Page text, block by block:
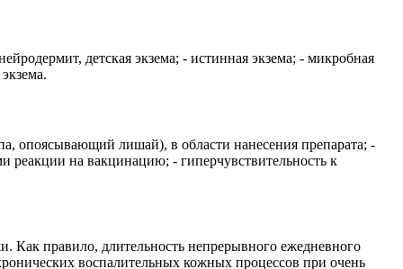
детская экзема; - истинная экзема; - микробная
опоясывающий лишай), в области нанесения препарата; -
реакции на вакцинацию; - гиперчувствительность к
Как правило, длительность непрерывного ежедневного
воспалительных кожных процессов при очень